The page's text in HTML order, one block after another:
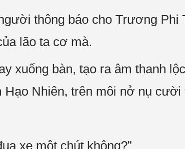
thông báo cho Trương Phi
lão ta cơ mà.
xuống bàn, tạo ra âm thanh
Nhiên, trên môi nở nụ cười
xe một chút không?”